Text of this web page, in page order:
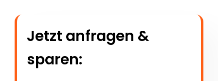
Jetzt anfragen &
sparen: